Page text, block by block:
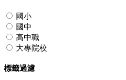
國小
國中
高中職
大專院校
標籤過濾